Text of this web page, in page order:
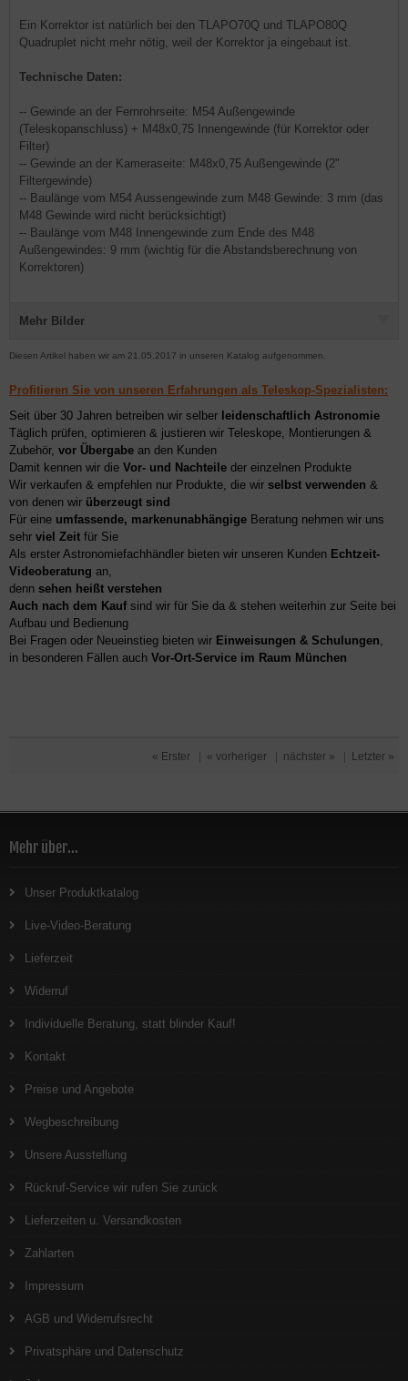
Ein Korrektor ist natürlich bei den TLAPO70Q und TLAPO80Q
Quadruplet nicht mehr nötig, weil der Korrektor ja eingebaut ist.
Technische Daten:
-- Gewinde an der Fernrohrseite: M54 Außengewinde
(Teleskopanschluss) + M48x0,75 Innengewinde (für Korrektor oder
Filter)
-- Gewinde an der Kameraseite: M48x0,75 Außengewinde (2"
Filtergewinde)
-- Baulänge vom M54 Aussengewinde zum M48 Gewinde: 3 mm (das
M48 Gewinde wird nicht berücksichtigt)
-- Baulänge vom M48 Innengewinde zum Ende des M48
Außengewindes: 9 mm (wichtig für die Abstandsberechnung von
Korrektoren)
Mehr Bilder
Diesen Artikel haben wir am 21.05.2017 in unseren Katalog aufgenommen.
Profitieren Sie von unseren Erfahrungen als Teleskop-Spezialisten:
Seit über 30 Jahren betreiben wir selber leidenschaftlich Astronomie
Täglich prüfen, optimieren & justieren wir Teleskope, Montierungen &
Zubehör, vor Übergabe an den Kunden
Damit kennen wir die Vor- und Nachteile der einzelnen Produkte
Wir verkaufen & empfehlen nur Produkte, die wir selbst verwenden &
von denen wir überzeugt sind
Für eine umfassende, markenunabhängige Beratung nehmen wir uns
sehr viel Zeit für Sie
Als erster Astronomiefachhändler bieten wir unseren Kunden Echtzeit-
Videoberatung an,
denn sehen heißt verstehen
Auch nach dem Kaufsind wir für Sie da & stehen weiterhin zur Seite bei
Aufbau und Bedienung
Bei Fragen oder Neueinstieg bieten wir Einweisungen & Schulungen,
in besonderen Fällen auch Vor-Ort-Service im Raum München
« Erster « vorheriger nächster » Letzter »
Mehr über...
Unser Produktkatalog
Live-Video-Beratung
Lieferzeit
Widerruf
Individuelle Beratung, statt blinder Kauf!
Kontakt
Preise und Angebote
Wegbeschreibung
Unsere Ausstellung
Rückruf-Service wir rufen Sie zurück
Lieferzeiten u. Versandkosten
Zahlarten
Impressum
AGB und Widerrufsrecht
Privatsphäre und Datenschutz